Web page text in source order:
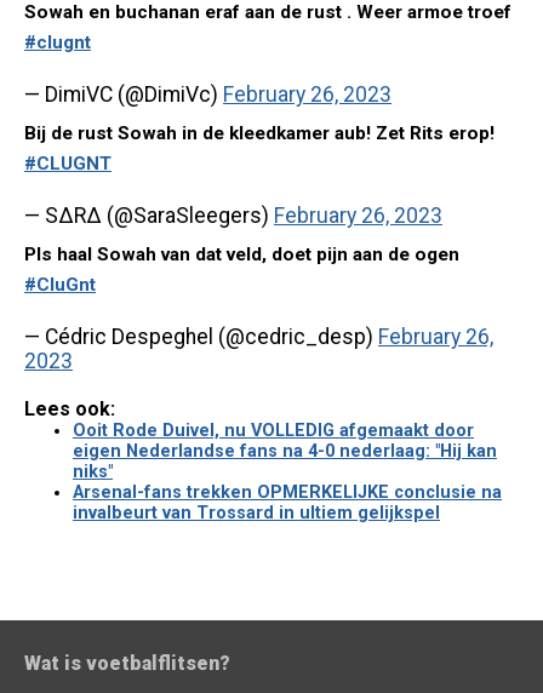
Sowah en buchanan eraf aan de rust . Weer armoe troef
#clugnt
— DimiVC (@DimiVc) February 26, 2023
Bij de rust Sowah in de kleedkamer aub! Zet Rits erop!
#CLUGNT
— SΔRΔ (@SaraSleegers) February 26, 2023
Pls haal Sowah van dat veld, doet pijn aan de ogen
#CluGnt
— Cédric Despeghel (@cedric_desp) February 26,
2023
Lees ook:
Ooit Rode Duivel, nu VOLLEDIG afgemaakt door
eigen Nederlandse fans na 4-0 nederlaag: "Hij kan
niks"
Arsenal-fans trekken OPMERKELIJKE conclusie na
invalbeurt van Trossard in ultiem gelijkspel
Wat is voetbalflitsen?